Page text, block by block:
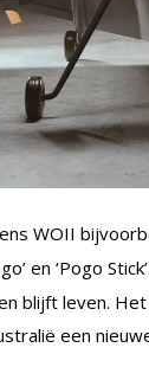
WOII
en ‘Pogo
blijft leven.
een